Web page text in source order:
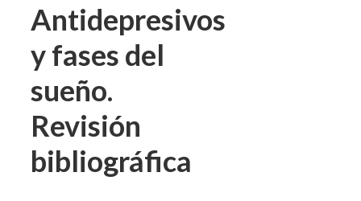
Antidepresivos
y fases del
sueño.
Revisión
bibliográfica